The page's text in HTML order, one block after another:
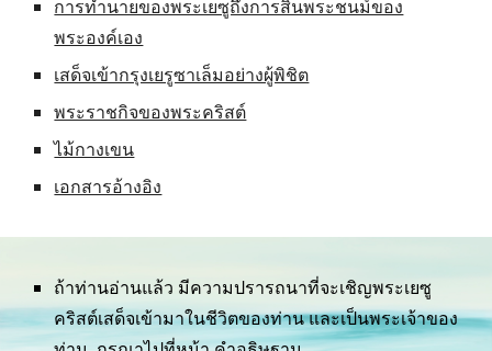
การทำนายของพระเยซูถึงการสิ้นพระชนม์ของ
พระองค์เอง
เสด็จเข้ากรุงเยรูซาเล็มอย่างผู้พิชิต
พระราชกิจของพระคริสต์
ไม้กางเขน
เอกสารอ้างอิง
ถ้าท่านอ่านแล้ว มีความปรารถนาที่จะเชิญพระเยซู
คริสต์เสด็จเข้ามาในชีวิตของท่าน และเป็นพระเจ้าของ